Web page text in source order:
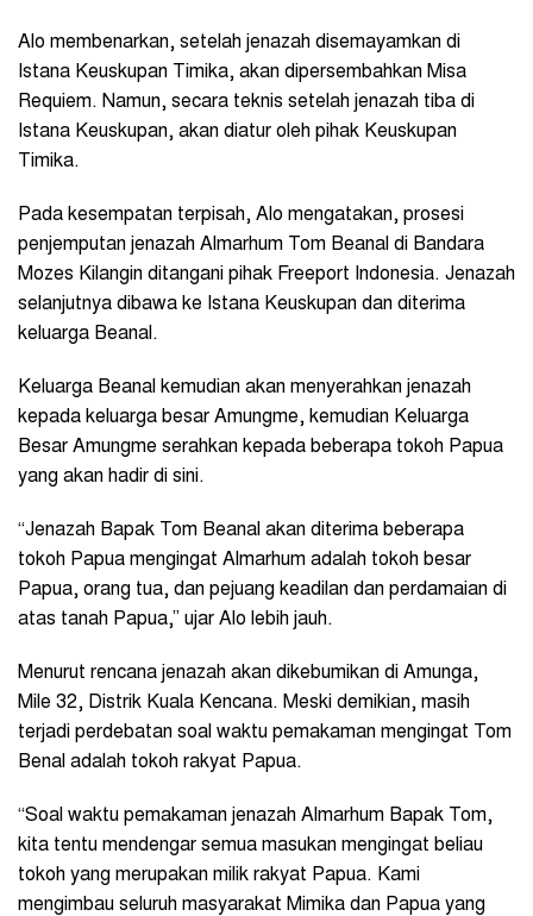
Alo membenarkan, setelah jenazah disemayamkan di
Istana Keuskupan Timika, akan dipersembahkan Misa
Requiem. Namun, secara teknis setelah jenazah tiba di
Istana Keuskupan, akan diatur oleh pihak Keuskupan
Timika.
Pada kesempatan terpisah, Alo mengatakan, prosesi
penjemputan jenazah Almarhum Tom Beanal di Bandara
Mozes Kilangin ditangani pihak Freeport Indonesia. Jenazah
selanjutnya dibawa ke Istana Keuskupan dan diterima
keluarga Beanal.
Keluarga Beanal kemudian akan menyerahkan jenazah
kepada keluarga besar Amungme, kemudian Keluarga
Besar Amungme serahkan kepada beberapa tokoh Papua
yang akan hadir di sini.
“Jenazah Bapak Tom Beanal akan diterima beberapa
tokoh Papua mengingat Almarhum adalah tokoh besar
Papua, orang tua, dan pejuang keadilan dan perdamaian di
atas tanah Papua,” ujar Alo lebih jauh.
Menurut rencana jenazah akan dikebumikan di Amunga,
Mile 32, Distrik Kuala Kencana. Meski demikian, masih
terjadi perdebatan soal waktu pemakaman mengingat Tom
Benal adalah tokoh rakyat Papua.
“Soal waktu pemakaman jenazah Almarhum Bapak Tom,
kita tentu mendengar semua masukan mengingat beliau
tokoh yang merupakan milik rakyat Papua. Kami
mengimbau seluruh masyarakat Mimika dan Papua yang